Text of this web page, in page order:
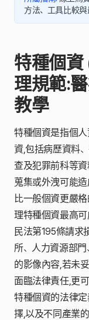
方法、工具比較
特種個資
理規範:
教學
特種個資是指個
資,包括病歷資料
查及犯罪前科等
蒐集或外洩可能
比一般個資更嚴
理特種個資最高
民法第195條請求
所、人力資源部
的影像內容,若未
面臨法律責任,更
特種個資的法律
擇,以及不同產業